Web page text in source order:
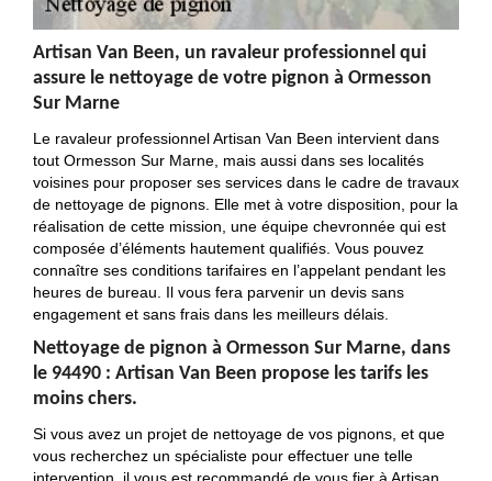
Artisan Van Been, un ravaleur professionnel qui
assure le nettoyage de votre pignon à Ormesson
Sur Marne
Le ravaleur professionnel Artisan Van Been intervient dans
tout Ormesson Sur Marne, mais aussi dans ses localités
voisines pour proposer ses services dans le cadre de travaux
de nettoyage de pignons. Elle met à votre disposition, pour la
réalisation de cette mission, une équipe chevronnée qui est
composée d’éléments hautement qualifiés. Vous pouvez
connaître ses conditions tarifaires en l’appelant pendant les
heures de bureau. Il vous fera parvenir un devis sans
engagement et sans frais dans les meilleurs délais.
Nettoyage de pignon à Ormesson Sur Marne, dans
le 94490 : Artisan Van Been propose les tarifs les
moins chers.
Si vous avez un projet de nettoyage de vos pignons, et que
vous recherchez un spécialiste pour effectuer une telle